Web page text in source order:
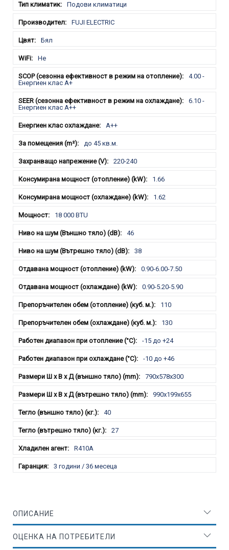
Подови климатици
FUJI ELECTRIC
Бял
Не
4.00 -
Енергиен клас A+
6.10 -
Енергиен клас A++
A++
до 45 кв.м.
220-240
1.66
1.62
18 000 BTU
46
38
0.90-6.00-7.50
0.90-5.20-5.90
110
130
-15 до +24
-10 до +46
790x578x300
990x199x655
40
27
R410A
3 години / 36 месеца
ОПИСАНИЕ
ОЦЕНКА НА ПОТРЕБИТЕЛИ